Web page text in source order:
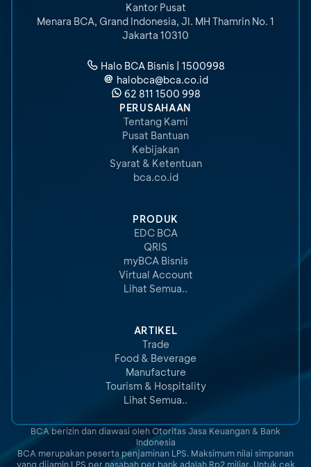
Kantor Pusat
Menara BCA, Grand Indonesia, Jl. MH Thamrin No. 1
Jakarta 10310
Halo BCA Bisnis | 1500998
halobca@bca.co.id
62 811 1500 998
PERUSAHAAN
Tentang Kami
Pusat Bantuan
Kebijakan
Syarat & Ketentuan
bca.co.id
PRODUK
EDC BCA
QRIS
myBCA Bisnis
Virtual Account
Lihat Semua..
ARTIKEL
Trade
Food & Beverage
Manufacture
Tourism & Hospitality
Lihat Semua..
BCA berizin dan diawasi oleh Otoritas Jasa Keuangan & Bank
Indonesia
BCA merupakan peserta penjaminan LPS. Maksimum nilai simpanan
yang dijamin LPS per nasabah per bank adalah Rp2 miliar. Untuk cek